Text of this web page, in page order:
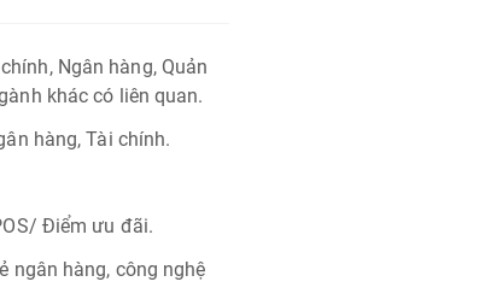
Ngân hàng, Quản
khác có liên quan.
hàng, Tài chính.
Điểm ưu đãi.
ngân hàng, công nghệ